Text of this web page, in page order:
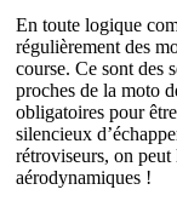
En toute logique
régulièrement des
course. Ce sont des
proches de la moto
obligatoires pour
silencieux
rétroviseurs, on
aérodynamiques !